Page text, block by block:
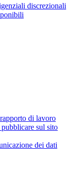
discrezionali
di lavoro
sul sito
dei dati